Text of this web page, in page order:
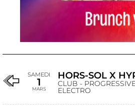
SAMEDI
1
MARS
HORS-SOL X
CLUB -
ELECTRO